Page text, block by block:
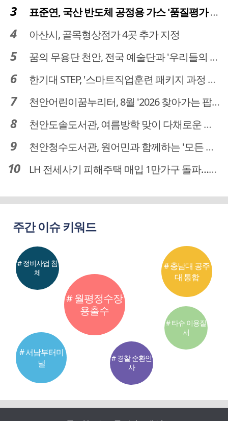
표준연, 국산 반도체 공정용 가스 '품질평가 체계' 구축
아산시, 골목형상점가 4곳 추가 지정
꿈의 무용단 천안, 전국 예술단과 '우리들의 하모니' 선보여
한기대 STEP, '스마트직업훈련 패키지 과정 3기' 모집
천안어린이꿈누리터, 8월 '2026 찾아가는 팝업놀이터' 운영
천안도솔도서관, 여름방학 맞이 다채로운 독서문화 프로그램 운영
천안청수도서관, 원어민과 함께하는 '모든 영어 모든 독서' 운영
LH 전세사기 피해주택 매입 1만가구 돌파…피해 인정도 4만건 넘어
주간 이슈 키워드
# 월평정수장
용출수
# 서남부터미
널
# 충남대 공주
대 통합
# 정비사업 침
체
# 경찰 순환인
사
# 타슈 이용질
서